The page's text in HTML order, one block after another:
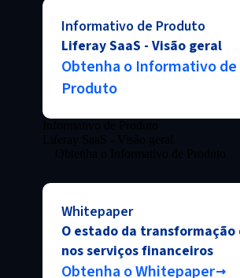
Informativo de Produto
Liferay SaaS - Visão geral
Obtenha o Informativo de
Produto
Whitepaper
O estado da
nos serviços financeiros
Obtenha o Whitepaper